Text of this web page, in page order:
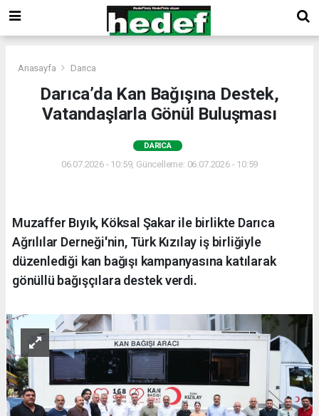
Anasayfa Darıca
Darıca’da Kan Bağışına Destek,
Vatandaşlarla Gönül Buluşması
DARICA
06.07.2026 - 10:59, Güncelleme: 06.07.2026 - 10:59
Muzaffer Bıyık, Köksal Şakar ile birlikte Darıca
Ağrılılar Derneği'nin, Türk Kızılay iş birliğiyle
düzenlediği kan bağışı kampanyasına katılarak
gönüllü bağışçılara destek verdi.